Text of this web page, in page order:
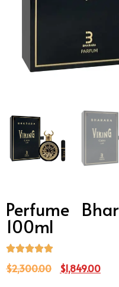
Perfume
100ml
$2,300.00 $1,849.00